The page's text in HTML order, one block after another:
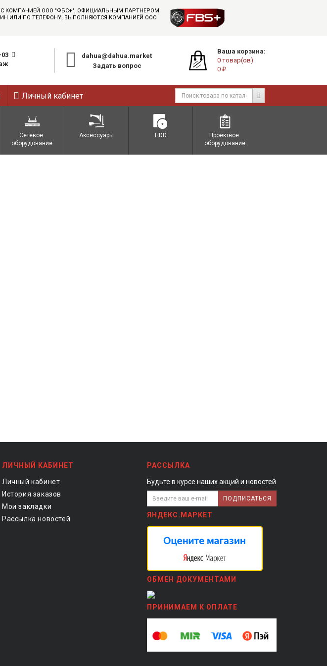
С КОМПАНИЕЙ ООО "ФБС+", ОФИЦИАЛЬНЫМ ПАРТНЕРОМ
ИЛИ ПО ТЕЛЕФОНУ, ВЫПОЛНЯЮТСЯ КОМПАНИЕЙ ООО
03
dahua@dahua.market
Задать вопрос
Ваша корзина:
0 товар(ов)
0 ₽
Личный кабинет
Сетевое
оборудование
Аксессуары HDD
Проектное
оборудование
ЛИЧНЫЙ КАБИНЕТ
Личный кабинет
История заказов
Мои закладки
Рассылка новостей
РАССЫЛКА
Будьте в курсе наших акций и новостей
ПОДПИСАТЬСЯ
ЯНДЕКС.МАРКЕТ
ОБМЕН ДОКУМЕНТАМИ
ПРИНИМАЕМ К ОПЛАТЕ